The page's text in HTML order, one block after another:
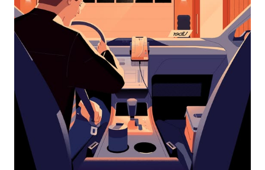
على
زر
الخروج
لإغلاق
التقويم.